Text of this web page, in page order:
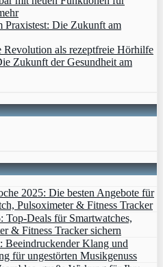
Praxistest: Die Zukunft am
als rezeptfreie Hörhilfe
Zukunft der Gesundheit am
2025: Die besten Angebote für
Pulsoximeter & Fitness Tracker
Top-Deals für Smartwatches,
& Fitness Tracker sichern
Beeindruckender Klang und
für ungestörten Musikgenuss